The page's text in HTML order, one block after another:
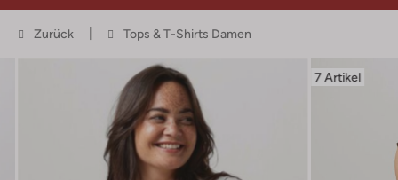
Zurück Tops & T-Shirts Damen
7 Artikel